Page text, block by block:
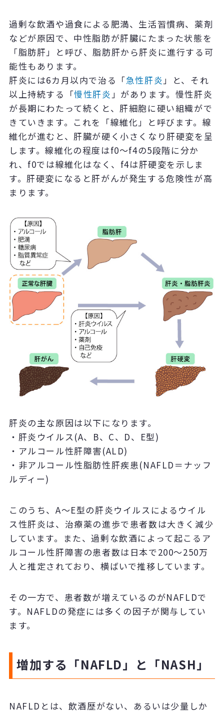
過剰な飲酒や過食による肥満、生活習慣病、薬剤
などが原因で、中性脂肪が肝臓にたまった状態を
「脂肪肝」と呼び、脂肪肝から肝炎に進行する可
能性もあります。
肝炎には6カ月以内で治る「急性肝炎」と、それ
以上持続する「慢性肝炎」があります。慢性肝炎
が長期にわたって続くと、肝細胞に硬い組織がで
きていきます。これを「線維化」と呼びます。線
維化が進むと、肝臓が硬く小さくなり肝硬変を呈
します。線維化の程度はf0～f4の5段階に分か
れ、f0では線維化はなく、f4は肝硬変を示しま
す。肝硬変になると肝がんが発生する危険性が高
まります。
肝炎の主な原因は以下になります。
・肝炎ウイルス(A、B、C、D、E型)
・アルコール性肝障害(ALD)
・非アルコール性脂肪性肝疾患(NAFLD＝ナッフ
ルディー)
このうち、A～E型の肝炎ウイルスによるウイル
ス性肝炎は、治療薬の進歩で患者数は大きく減少
しています。また、過剰な飲酒によって起こるア
ルコール性肝障害の患者数は日本で200～250万
人と推定されており、横ばいで推移しています。
その一方で、患者数が増えているのがNAFLDで
す。NAFLDの発症には多くの因子が関与してい
ます。
増加する「NAFLD」と「NASH」
NAFLDとは、飲酒歴がない、あるいは少量しか